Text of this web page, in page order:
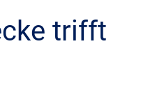
trifft